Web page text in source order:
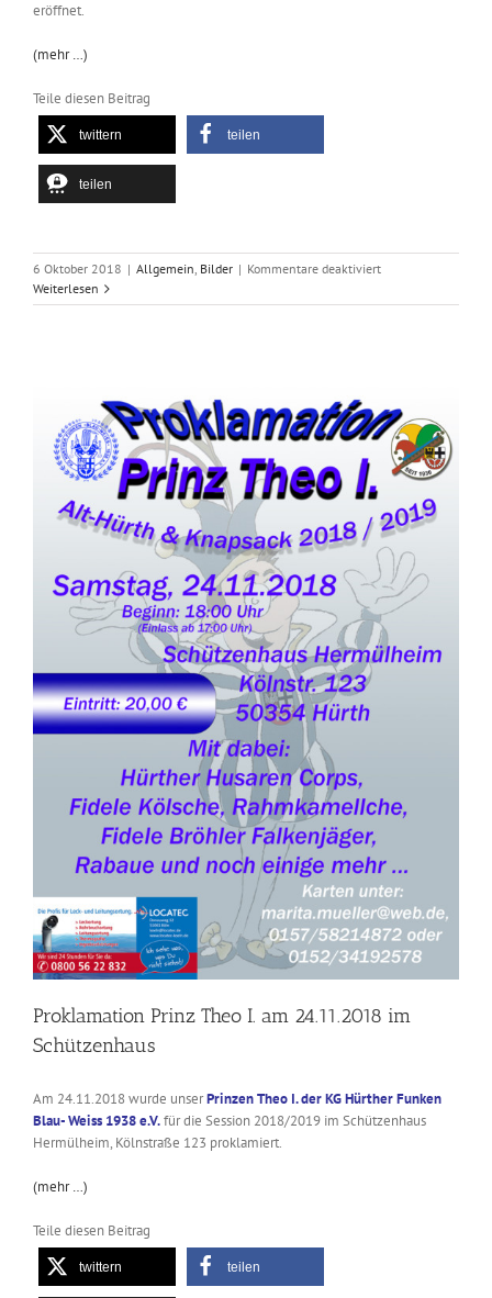
eröffnet.
(mehr …)
Teile diesen Beitrag
twittern teilen
teilen
6 Oktober 2018 | Allgemein, Bilder | Kommentare deaktiviertfür
Jahre
und
Sommerfest
2018
im
Löhrer
Hof
Weiterlesen
Proklamation Prinz Theo I. am 24.11.2018 im
Schützenhaus
Am 24.11.2018 wurde unserPrinzen Theo I. der KG Hürther Funken
Blau- Weiss 1938 e.V.für die Session 2018/2019 im Schützenhaus
Hermülheim, Kölnstraße 123 proklamiert.
(mehr …)
Teile diesen Beitrag
twittern teilen